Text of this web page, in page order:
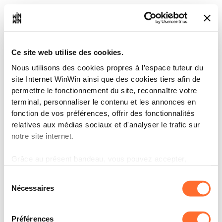
Ce site web utilise des cookies.
Nous utilisons des cookies propres à l’espace tuteur du
site Internet WinWin ainsi que des cookies tiers afin de
permettre le fonctionnement du site, reconnaître votre
terminal, personnaliser le contenu et les annonces en
fonction de vos préférences, offrir des fonctionnalités
relatives aux médias sociaux et d'analyser le trafic sur
notre site internet.
à l’exception des cookies strictement nécessaires au
fonctionnement du site. Une description des différents
dessus.
Nécessaires
Préférences